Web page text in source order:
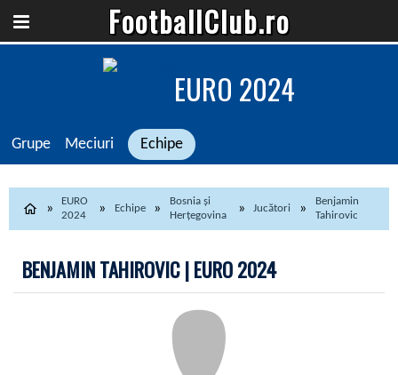
FootballClub.ro
EURO 2024
Grupe Meciuri Echipe
EURO
2024
Echipe
Bosnia și
Herțegovina
Jucători
Benjamin
Tahirovic
BENJAMIN TAHIROVIC | EURO 2024